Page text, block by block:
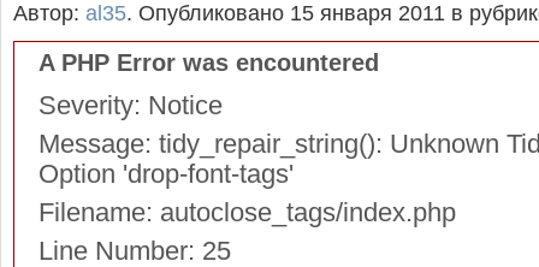
Автор: al35. Опубликовано 15 января 2011 в
A PHP Error was encountered
Severity: Notice
Message: tidy_repair_string(): Unknown
Option 'drop-font-tags'
Filename: autoclose_tags/index.php
Line Number: 25